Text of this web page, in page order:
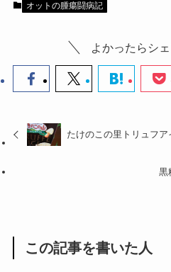
オットの腫瘍闘病記
よかったらシ
たけのこの里トリュフア
黒
この記事を書いた人